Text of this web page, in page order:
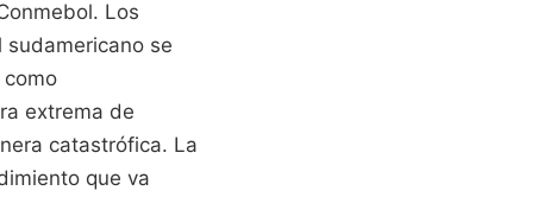
Los
se
extrema de
catastrófica. La
que va